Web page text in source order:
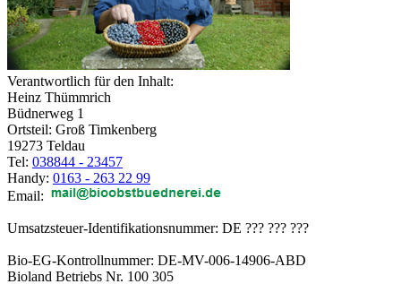
Verantwortlich für den Inhalt:
Heinz Thümmrich
Büdnerweg 1
Ortsteil: Groß Timkenberg
19273 Teldau
Tel: 038844 - 23457
Handy: 0163 - 263 22 99
Email:
Umsatzsteuer-Identifikationsnummer: DE ??? ??? ???
Bio-EG-Kontrollnummer: DE-MV-006-14906-ABD
Bioland Betriebs Nr. 100 305